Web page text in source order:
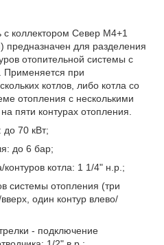
с коллектором Север М4+1
предназначен для разделения
отопительной системы с
Применяется при
котлов, либо котла со
отопления с несколькими
пяти контурах отопления.
до 70 кВт;
до 6 бар;
котла: 1 1/4" н.р.;
системы отопления (три
один контур влево/
- подключение